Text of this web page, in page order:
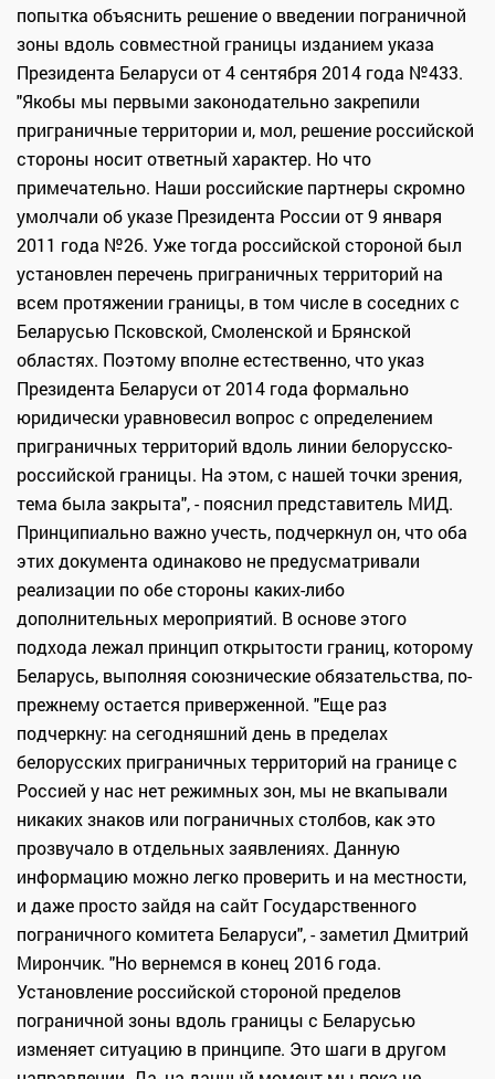
попытка объяснить решение о введении пограничной
зоны вдоль совместной границы изданием указа
Президента Беларуси от 4 сентября 2014 года №433.
"Якобы мы первыми законодательно закрепили
приграничные территории и, мол, решение российской
стороны носит ответный характер. Но что
примечательно. Наши российские партнеры скромно
умолчали об указе Президента России от 9 января
2011 года №26. Уже тогда российской стороной был
установлен перечень приграничных территорий на
всем протяжении границы, в том числе в соседних с
Беларусью Псковской, Смоленской и Брянской
областях. Поэтому вполне естественно, что указ
Президента Беларуси от 2014 года формально
юридически уравновесил вопрос с определением
приграничных территорий вдоль линии белорусско-
российской границы. На этом, с нашей точки зрения,
тема была закрыта", - пояснил представитель МИД.
Принципиально важно учесть, подчеркнул он, что оба
этих документа одинаково не предусматривали
реализации по обе стороны каких-либо
дополнительных мероприятий. В основе этого
подхода лежал принцип открытости границ, которому
Беларусь, выполняя союзнические обязательства, по-
прежнему остается приверженной. "Еще раз
подчеркну: на сегодняшний день в пределах
белорусских приграничных территорий на границе с
Россией у нас нет режимных зон, мы не вкапывали
никаких знаков или пограничных столбов, как это
прозвучало в отдельных заявлениях. Данную
информацию можно легко проверить и на местности,
и даже просто зайдя на сайт Государственного
пограничного комитета Беларуси", - заметил Дмитрий
Мирончик. "Но вернемся в конец 2016 года.
Установление российской стороной пределов
пограничной зоны вдоль границы с Беларусью
изменяет ситуацию в принципе. Это шаги в другом